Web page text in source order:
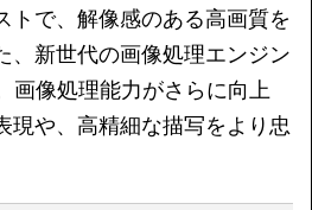
トで、解像感のある高画質を
、新世代の画像処理エンジン
画像処理能力がさらに向上
現や、高精細な描写をより忠